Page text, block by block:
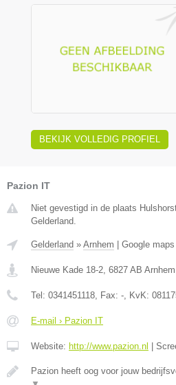
BEKIJK VOLLEDIG PROFIEL
Pazion IT
Niet gevestigd in de plaats
Gelderland.
Gelderland » Arnhem Google maps
Nieuwe Kade 18-2 6827 AB Arnhem
Tel: 0341451118 , Fax: - , KvK:
E-mail › Pazion IT
Website: http://www.pazion.nl
Pazion heeft oog voor jouw